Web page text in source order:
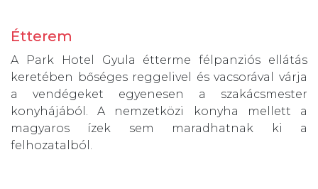
Étterem
A Park Hotel Gyula étterme félpanziós ellátás
keretében bőséges reggelivel és vacsorával várja
a vendégeket egyenesen a szakácsmester
konyhájából. A nemzetközi konyha mellett a
magyaros ízek sem maradhatnak ki a
felhozatalból.